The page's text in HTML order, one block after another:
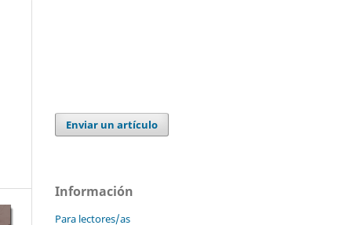
Enviar un artículo
Información
Para lectores/as